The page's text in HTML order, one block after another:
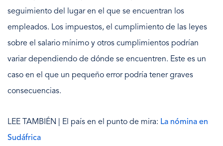
seguimiento del lugar en el que se encuentran los
empleados. Los impuestos, el cumplimiento de las leyes
sobre el salario mínimo y otros cumplimientos podrían
variar dependiendo de dónde se encuentren. Este es un
caso en el que un pequeño error podría tener graves
consecuencias.
LEE TAMBIÉN | El país en el punto de mira: La nómina en
Sudáfrica